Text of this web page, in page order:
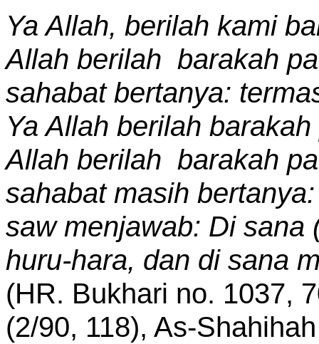
Ya Allah, berilah kami
Allah berilah barakah
sahabat bertanya:
Ya Allah berilah
Allah berilah barakah
sahabat masih
saw menjawab: Di sana
huru-hara, dan di sana
(HR. Bukhari no. 1037,
(2/90, 118), As-